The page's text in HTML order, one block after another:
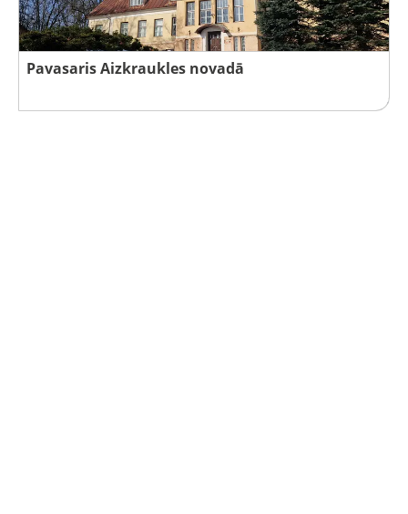
Pavasaris Aizkraukles novadā